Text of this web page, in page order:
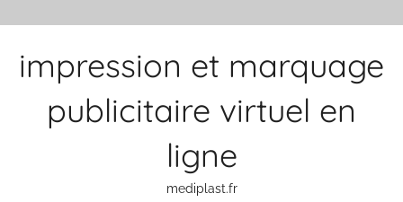
impression et marquage
publicitaire virtuel en
ligne
mediplast.fr